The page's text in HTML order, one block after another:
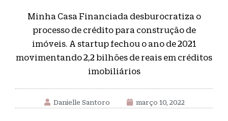
Minha Casa Financiada desburocratiza o
processo de crédito para construção de
imóveis. A startup fechou o ano de 2021
movimentando 2,2 bilhões de reais em créditos
imobiliários
Danielle Santoro março 10, 2022